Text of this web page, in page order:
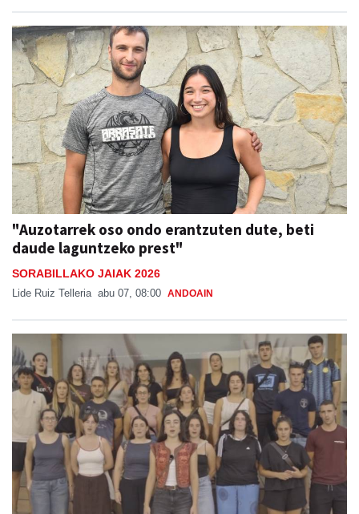
"Auzotarrek oso ondo erantzuten dute, beti
daude laguntzeko prest"
SORABILLAKO JAIAK 2026
Lide Ruiz Telleria abu 07, 08:00 ANDOAIN